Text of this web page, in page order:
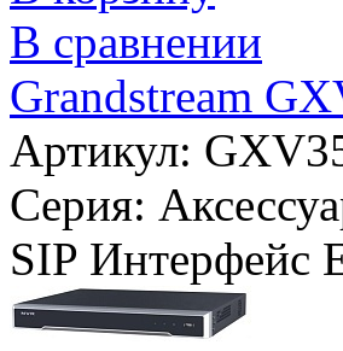
В сравнении
Grandstream
Артикул:
Серия:
SIP Интерфейс